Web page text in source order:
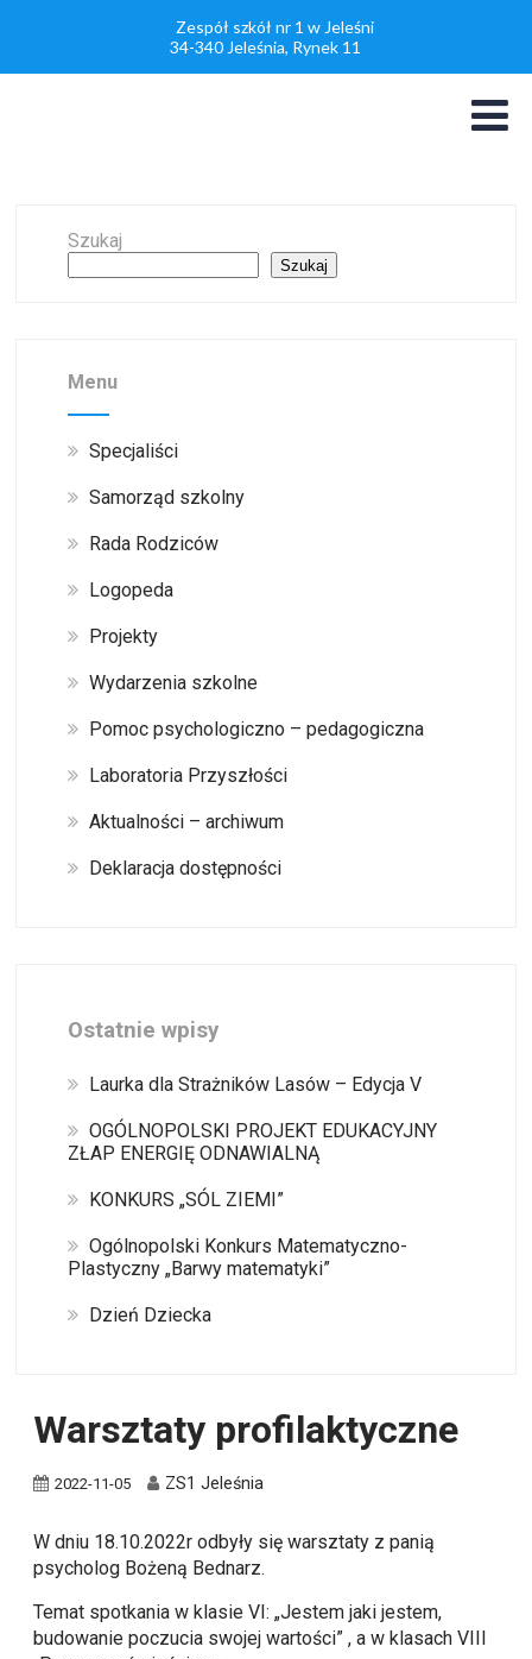
Zespół szkół nr 1 w Jeleśni
34-340 Jeleśnia, Rynek 11
Szukaj
Szukaj
Menu
Specjaliści
Samorząd szkolny
Rada Rodziców
Logopeda
Projekty
Wydarzenia szkolne
Pomoc psychologiczno – pedagogiczna
Laboratoria Przyszłości
Aktualności – archiwum
Deklaracja dostępności
Ostatnie wpisy
Laurka dla Strażników Lasów – Edycja V
OGÓLNOPOLSKI PROJEKT EDUKACYJNY
ZŁAP ENERGIĘ ODNAWIALNĄ
KONKURS „SÓL ZIEMI”
Ogólnopolski Konkurs Matematyczno-
Plastyczny „Barwy matematyki”
Dzień Dziecka
Warsztaty profilaktyczne
2022-11-05 ZS1 Jeleśnia
W dniu 18.10.2022r odbyły się warsztaty z panią
psycholog Bożeną Bednarz.
Temat spotkania w klasie VI: „Jestem jaki jestem,
budowanie poczucia swojej wartości” , a w klasach VIII